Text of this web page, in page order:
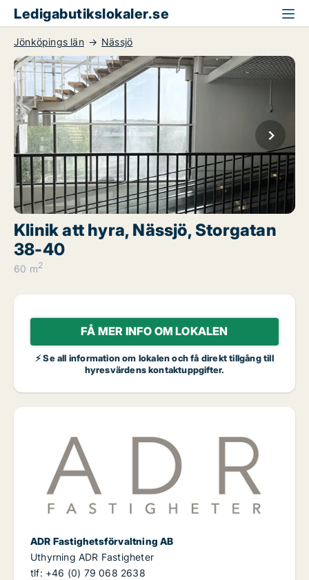
Ledigabutikslokaler.se
Jönköpings län Nässjö
Klinik att hyra, Nässjö, Storgatan
38-40
60 m2
FÅ MER INFO OM LOKALEN
⚡ Se all information om lokalen och få direkt tillgång till
hyresvärdens kontaktuppgifter.
ADR Fastighetsförvaltning AB
Uthyrning ADR Fastigheter
tlf: +46 (0) 79 068 2638